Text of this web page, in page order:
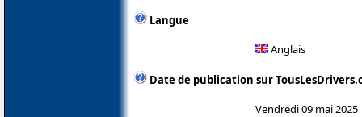
Langue
Anglais
Date de publication sur
Vendredi 09 mai 2025